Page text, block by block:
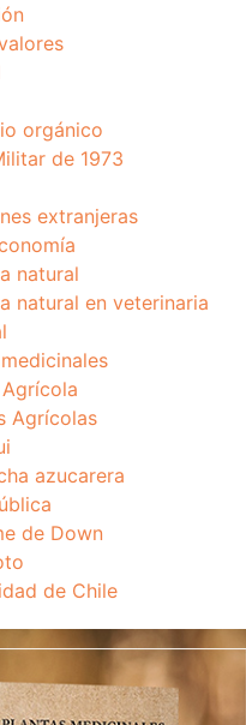
orgánico
de 1973
extranjeras
natural
natural en veterinaria
Agrícolas
azucarera
de Down
de Chile